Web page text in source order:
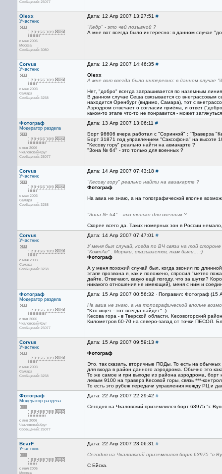
Сообщений: 25077
Olexx
Участник
с мая 2006
Москва
Сообщений: 3080
Дата: 12 Апр 2007 13:27:51 #
"Кедр" - это чей позывной ?
А мне вот всегда было интересно: в данном случае
Corvus
Участник
с мая 2003
Самара
Сообщений: 3258
Дата: 12 Апр 2007 14:46:35 #
Olexx
А мне вот всегда было интересно: в данном случае
Нет, "добро" всегда запрашивается по наземным
В данном случае Сеща связывается со внетрассовым
находится Оренбург (видимо, Самара), тот с
Аэродром отвечает о согласии приёма, и ответ
каком-то этапе что-то не понравится - может
Фотограф
Модератор раздела
с янв 2006
Чкаловский-Круг
Сообщений: 25077
Дата: 13 Апр 2007 13:06:11 #
Борт 96606 вчера работал с "Соринкой" : "Траверза
Борт 31871 под управлением "Саксофона" на высоте
"Кесову гору" реально найти на авиакарте ?
"Зона № 64" - это только для военных ?
Corvus
Участник
с мая 2003
Самара
Сообщений: 3258
Дата: 14 Апр 2007 07:43:18 #
"Кесову гору" реально найти на авиакарте ?
Фотограф
На авиа не знаю, а на топографической вполне
"Зона № 64" - это только для военных ?
Скорее всего да. Таких номерных зон в России
Corvus
Участник
с мая 2003
Самара
Сообщений: 3258
Дата: 14 Апр 2007 07:47:01 #
У меня был случай, когда по ВЧ связи на той
"КомпАc" . Моряки, оказывается, там были... :)
Фотограф
А у меня похожий случай был, когда звонил по
этапе прозвона я, как и положено, спросил "метео
дайте. Отвечают, какую ещё погоду, что за шутки?
никакого отношения не имеющий), меня с ним и
Фотограф
Модератор раздела
с янв 2006
Чкаловский-Круг
Сообщений: 25077
Дата: 15 Апр 2007 00:56:32 · Поправил: Фотограф (15
На авиа не знаю, а на топографической вполне
"Кто ищет - тот всегда найдёт" :)
Кесова гора - в Тверской области, Кесовогорский
Километров 60-70 на северо-запад от точки ПЕСОЛ.
Corvus
Участник
с мая 2003
Самара
Сообщений: 3258
Дата: 15 Апр 2007 09:59:13 #
Фотограф
Это, так сказать, вторичные ПОДы. То есть на
для входа в район данного аэродрома. Обычно это
То же самое и при выходе из района аэродрома, борт
левым 9100 на траверз Кесовой горы, связь ***-
То есть это рубеж передачи управления между РЦ и
Фотограф
Модератор раздела
с янв 2006
Чкаловский-Круг
Сообщений: 25077
Дата: 22 Апр 2007 22:29:42 #
Сегодня на Чкаловский приземлился борт 63975 "с
BearF
Участник
с июл 2005
Москва
Дата: 22 Апр 2007 23:06:31 #
Сегодня на Чкаловский приземлился борт 63975 "с
С Ейска.